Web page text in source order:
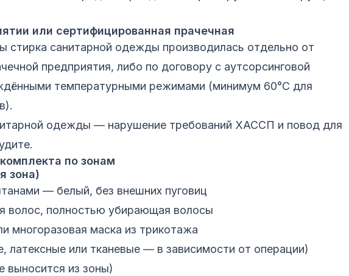
или сертифицированная прачечная
стирка санитарной одежды производилась отдельно от
предприятия, либо по договору с аутсорсинговой
температурными режимами (минимум 60°C для
одежды — нарушение требований ХАССП и повод для
по зонам
зона)
— белый, без внешних пуговиц
волос, полностью убирающая волосы
многоразовая маска из трикотажа
латексные или тканевые — в зависимости от операции)
выносится из зоны)